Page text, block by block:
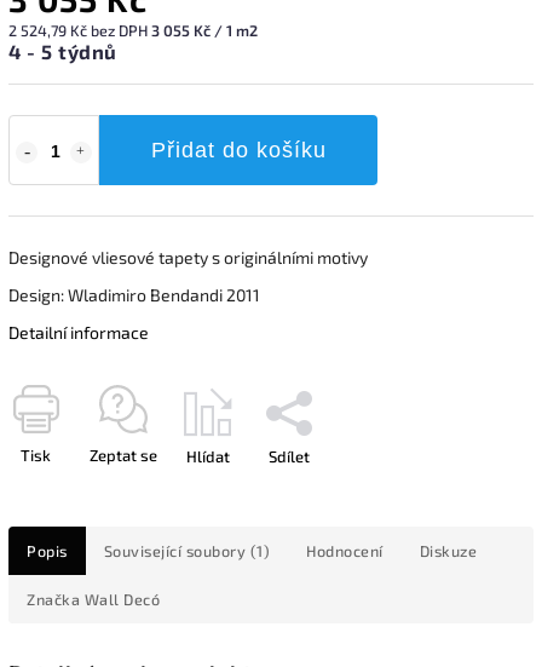
2 524,79 Kč bez DPH3 055 Kč / 1 m2
4 - 5 týdnů
Přidat do košíku
Designové vliesové tapety s originálními motivy
Design: Wladimiro Bendandi 2011
Detailní informace
Tisk Zeptat se Hlídat Sdílet
Popis Související soubory (1) Hodnocení Diskuze
Značka Wall Decó